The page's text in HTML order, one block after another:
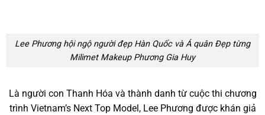
Lee Phương hội ngộ người đẹp Hàn Quốc và Á quân Đẹp từng
Milimet Makeup Phương Gia Huy
Là người con Thanh Hóa và thành danh từ cuộc thi chương
trình Vietnam’s Next Top Model, Lee Phương được khán giả